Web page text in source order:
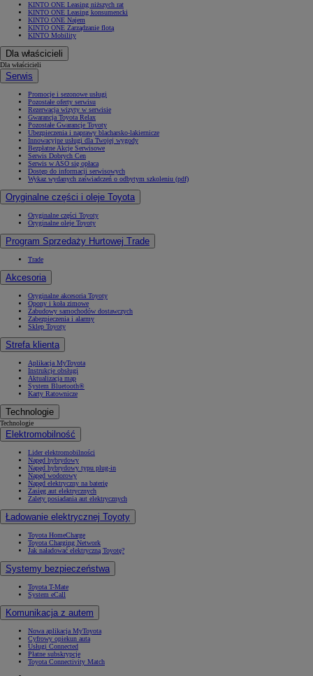
KINTO ONE Leasing niższych rat
KINTO ONE Leasing konsumencki
KINTO ONE Najem
KINTO ONE Zarządzanie flotą
KINTO Mobility
Dla właścicieli
Dla właścicieli
Serwis
Promocje i sezonowe usługi
Pozostałe oferty serwisu
Rezerwacja wizyty w serwisie
Gwarancja Toyota Relax
Pozostałe Gwarancje Toyoty
Ubezpieczenia i naprawy blacharsko-lakiernicze
Innowacyjne usługi dla Twojej wygody
Bezpłatne Akcje Serwisowe
Serwis Dobrych Cen
Serwis w ASO się opłaca
Dostęp do informacji serwisowych
Wykaz wydanych zaświadczeń o odbytym szkoleniu (pdf)
Oryginalne części i oleje Toyota
Oryginalne części Toyoty
Oryginalne oleje Toyoty
Program Sprzedaży Hurtowej Trade
Trade
Akcesoria
Oryginalne akcesoria Toyoty
Opony i koła zimowe
Zabudowy samochodów dostawczych
Zabezpieczenia i alarmy
Sklep Toyoty
Strefa klienta
Aplikacja MyToyota
Instrukcje obsługi
Aktualizacja map
System Bluetooth®
Karty Ratownicze
Technologie
Technologie
Elektromobilność
Lider elektromobilności
Napęd hybrydowy
Napęd hybrydowy typu plug-in
Napęd wodorowy
Napęd elektryczny na baterię
Zasięg aut elektrycznych
Zalety posiadania aut elektrycznych
Ładowanie elektrycznej Toyoty
Toyota HomeCharge
Toyota Charging Network
Jak naładować elektryczną Toyotę?
Systemy bezpieczeństwa
Toyota T-Mate
System eCall
Komunikacja z autem
Nowa aplikacja MyToyota
Cyfrowy opiekun auta
Usługi Connected
Płatne subskrypcje
Toyota Connectivity Match